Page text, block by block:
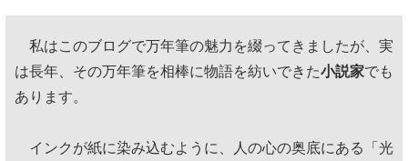
私はこのブログで万年筆の魅力を綴ってきましたが、実
は長年、その万年筆を相棒に物語を紡いできた小説家でも
あります。
インクが紙に染み込むように、人の心の奥底にある「光